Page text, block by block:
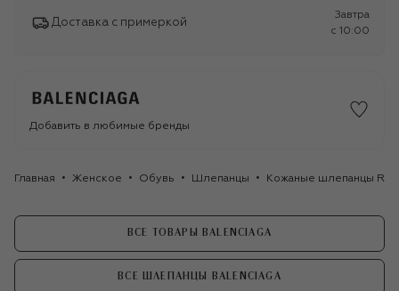
Доставка с примеркой
Завтра
c 10:00
Добавить в любимые бренды
Главная Женское Обувь Шлепанцы Кожаные шлепанцы
ВСЕ ТОВАРЫ BALENCIAGA
ВСЕ ШЛЕПАНЦЫ BALENCIAGA